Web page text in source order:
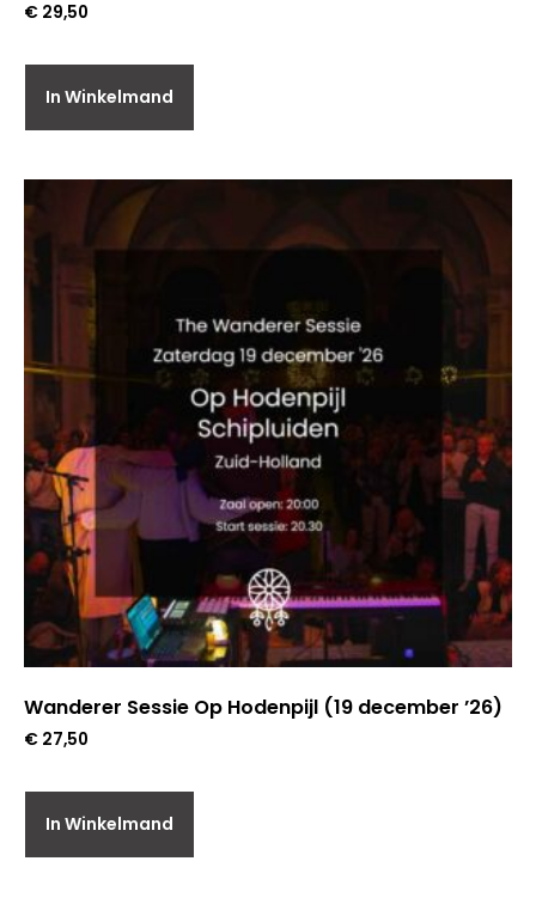
€ 29,50
In Winkelmand
Wanderer Sessie Op Hodenpijl (19 december ’26)
€ 27,50
In Winkelmand